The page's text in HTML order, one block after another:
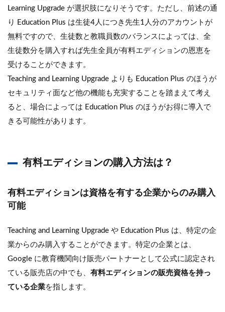
Learning Upgrade が選択肢になりそうです。ただし、前述の通
り Education Plus は生徒4人につき先生1人分のアカウントが
無料ですので、生徒数と教職員数のバランスによっては、全
生徒数分を購入すれば先生全員が有料エディションの恩恵を
受けることができます。
Teaching and Learning Upgrade よりも Education Plus のほうが
セキュリティ面など他の機能も充実することを踏まえて考え
ると、場合によっては Education Plus のほうがお得に導入で
きる可能性があります。
有料エディションの購入方法は？
有料エディションは資格を有する企業からのみ購入
可能
Teaching and Learning Upgrade や Education Plus は、特定の企
業からのみ購入することができます。特定の企業とは、
Google に教育機関向け販売パートナーとして公式に認定され
ている販売店の中でも、 有料エディションの販売資格を持っ
ている企業を指します。